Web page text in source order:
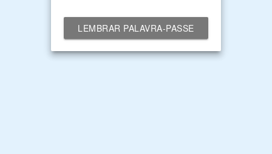
LEMBRAR PALAVRA-PASSE